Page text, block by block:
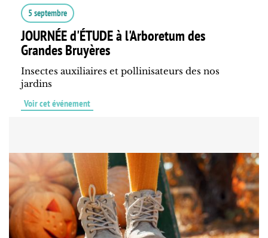
5 septembre
JOURNÉE d'ÉTUDE à l'Arboretum des
Grandes Bruyères
Insectes auxiliaires et pollinisateurs des nos
jardins
Voir cet événement